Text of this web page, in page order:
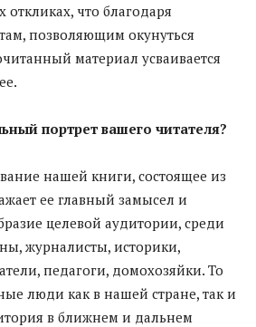
что благодаря
позволяющим окунуться
материал усваивается
портрет вашего читателя?
нашей книги, состоящее из
ее главный замысел и
целевой аудитории, среди
журналисты, историки,
педагоги, домохозяйки. То
люди как в нашей стране, так и
в ближнем и дальнем